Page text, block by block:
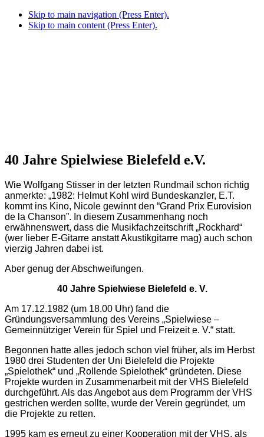
Skip to main navigation (Press Enter).
Skip to main content (Press Enter).
40 Jahre Spielwiese Bielefeld e.V.
Wie Wolfgang Stisser in der letzten Rundmail schon richtig
anmerkte: „1982: Helmut Kohl wird Bundeskanzler, E.T.
kommt ins Kino, Nicole gewinnt den “Grand Prix Eurovision
de la Chanson”. In diesem Zusammenhang noch
erwähnenswert, dass die Musikfachzeitschrift „Rockhard“
(wer lieber E-Gitarre anstatt Akustikgitarre mag) auch schon
vierzig Jahren dabei ist.
Aber genug der Abschweifungen.
40 Jahre Spielwiese Bielefeld e. V.
Am 17.12.1982 (um 18.00 Uhr) fand die
Gründungsversammlung des Vereins „Spielwiese –
Gemeinnütziger Verein für Spiel und Freizeit e. V.“ statt.
Begonnen hatte alles jedoch schon viel früher, als im Herbst
1980 drei Studenten der Uni Bielefeld die Projekte
„Spielothek“ und „Rollende Spielothek“ gründeten. Diese
Projekte wurden in Zusammenarbeit mit der VHS Bielefeld
durchgeführt. Als das Angebot aus dem Programm der VHS
gestrichen werden sollte, wurde der Verein gegründet, um
die Projekte zu retten.
1995 kam es erneut zu einer Kooperation mit der VHS, als